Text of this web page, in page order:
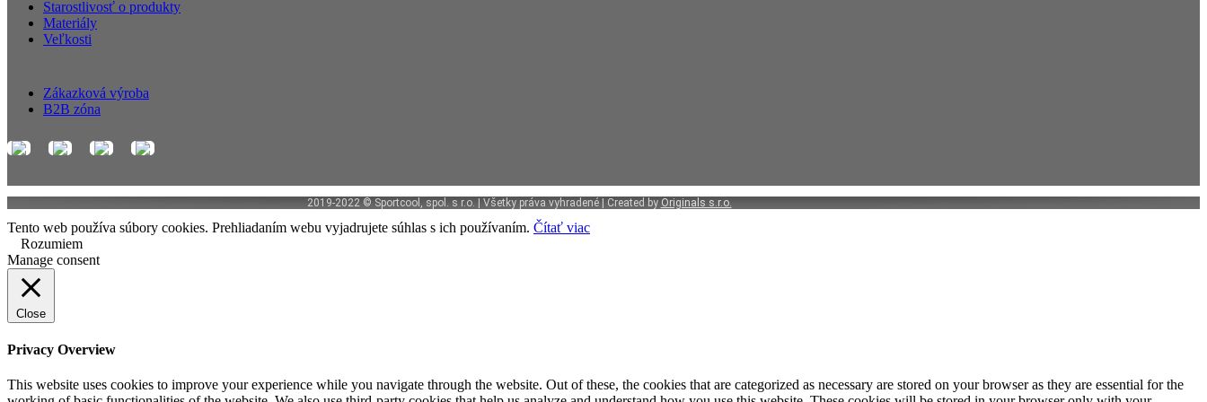
Starostlivosť o produkty
Materiály
Veľkosti
Zákazková výroba
B2B zóna
2019-2022 © Sportcool, spol. s r.o. | Všetky práva vyhradené | Created by Originals s.r.o.
Tento web používa súbory cookies. Prehliadaním webu vyjadrujete súhlas s ich používaním. Čítať viac
Rozumiem
Manage consent
Close
Privacy Overview
This website uses cookies to improve your experience while you navigate through the website. Out of these, the cookies that are categorized as necessary are stored on your browser as they are essential for the